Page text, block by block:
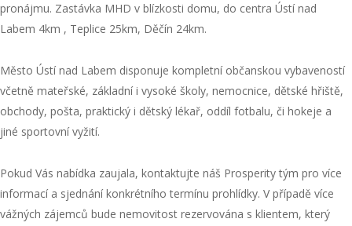
pronájmu. Zastávka MHD v blízkosti domu, do centra Ústí nad
Labem 4km , Teplice 25km, Děčín 24km.
Město Ústí nad Labem disponuje kompletní občanskou vybaveností
včetně mateřské, základní i vysoké školy, nemocnice, dětské hřiště,
obchody, pošta, praktický i dětský lékař, oddíl fotbalu, či hokeje a
jiné sportovní vyžití.
Pokud Vás nabídka zaujala, kontaktujte náš Prosperity tým pro více
informací a sjednání konkrétního termínu prohlídky. V případě více
vážných zájemců bude nemovitost rezervována s klientem, který